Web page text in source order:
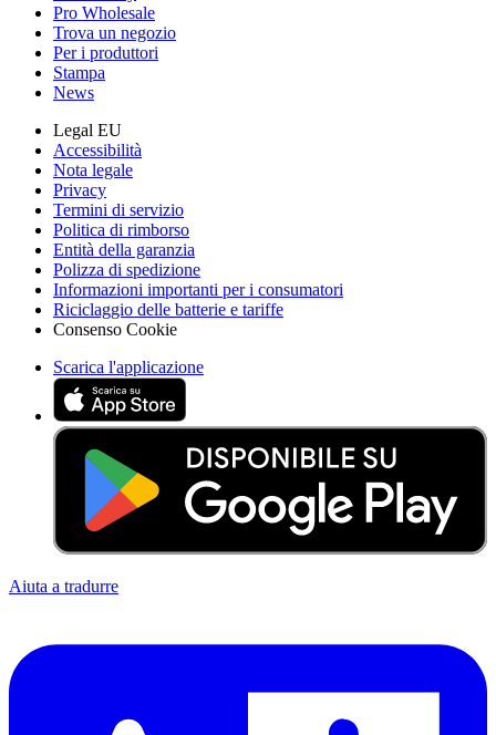
Pro Wholesale
Trova un negozio
Per i produttori
Stampa
News
Legal EU
Accessibilità
Nota legale
Privacy
Termini di servizio
Politica di rimborso
Entità della garanzia
Polizza di spedizione
Informazioni importanti per i consumatori
Riciclaggio delle batterie e tariffe
Consenso Cookie
Scarica l'applicazione
Aiuta a tradurre